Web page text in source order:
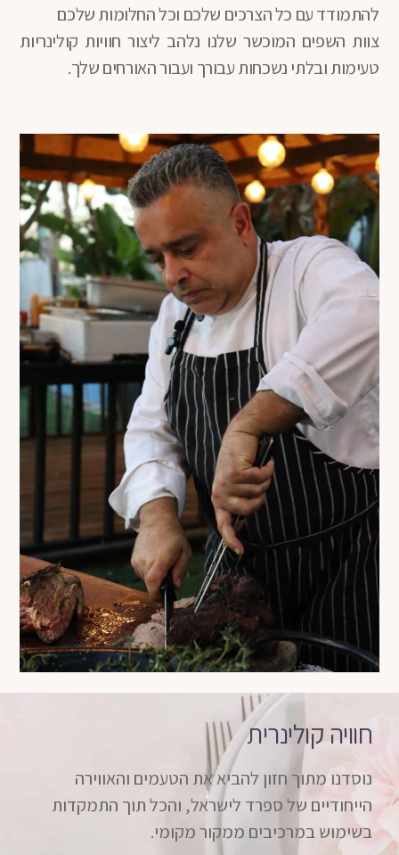
להתמודד עם כל הצרכים שלכם וכל החלומות שלכם
צוות השפים המוכשר שלנו נלהב ליצור חוויות קולינריות
טעימות ובלתי נשכחות עבורך ועבור האורחים שלך.
חוויה קולינרית
נוסדנו מתוך חזון להביא את הטעמים והאווירה
הייחודיים של ספרד לישראל, והכל תוך התמקדות
בשימוש במרכיבים ממקור מקומי.